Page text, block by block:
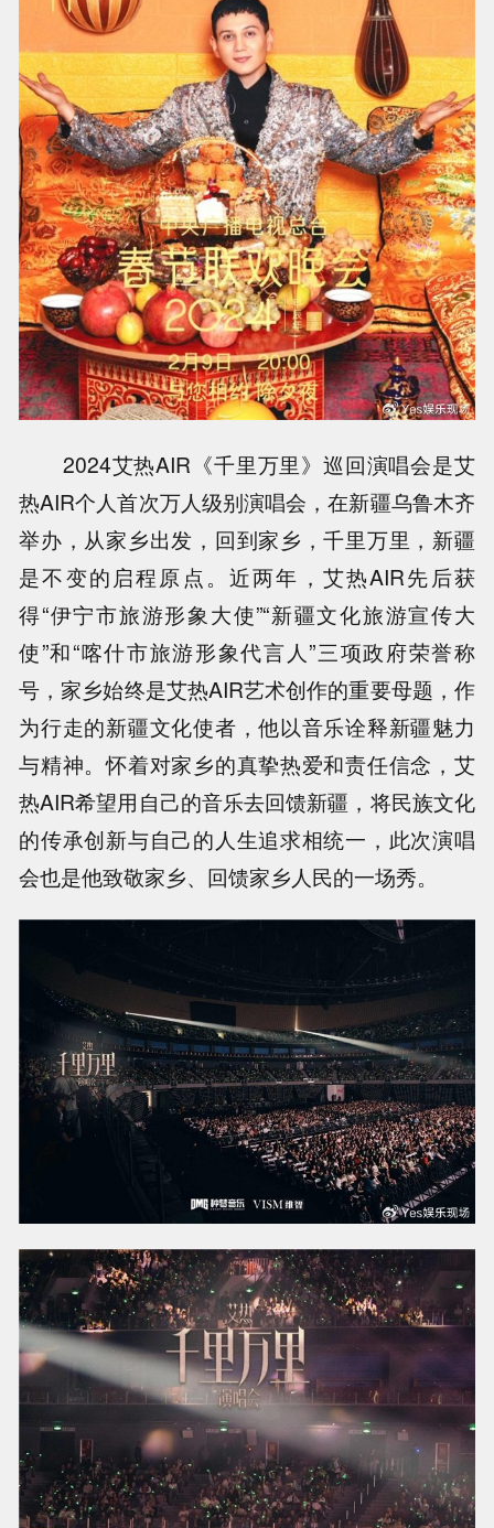
2024艾热AIR《千里万里》巡回演唱会是艾
热AIR个人首次万人级别演唱会，在新疆乌鲁木齐
举办，从家乡出发，回到家乡，千里万里，新疆
是不变的启程原点。近两年，艾热AIR先后获
得“伊宁市旅游形象大使”“新疆文化旅游宣传大
使”和“喀什市旅游形象代言人”三项政府荣誉称
号，家乡始终是艾热AIR艺术创作的重要母题，作
为行走的新疆文化使者，他以音乐诠释新疆魅力
与精神。怀着对家乡的真挚热爱和责任信念，艾
热AIR希望用自己的音乐去回馈新疆，将民族文化
的传承创新与自己的人生追求相统一，此次演唱
会也是他致敬家乡、回馈家乡人民的一场秀。